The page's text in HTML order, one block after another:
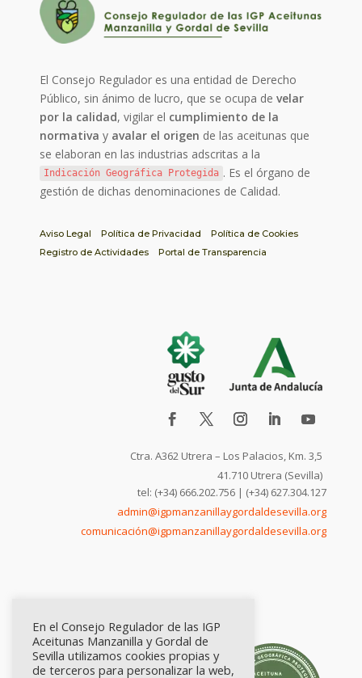
El Consejo Regulador es una entidad de Derecho
Público, sin ánimo de lucro, que se ocupa develar
por la calidad, vigilar el cumplimiento de la
normativa y avalar el origen de las aceitunas que
se elaboran en las industrias adscritas a la
Indicación Geográfica Protegida . Es el órgano de
gestión de dichas denominaciones de Calidad.
Aviso Legal Política de Privacidad
Política de Cookies
Registro de Actividades
Portal de Transparencia
Ctra. A362 Utrera – Los Palacios, Km. 3,5
41.710 Utrera (Sevilla)
tel: (+34) 666.202.756 | (+34) 627.304.127
admin@igpmanzanillaygordaldesevilla.org
comunicación@igpmanzanillaygordaldesevilla.org
En el Consejo Regulador de las IGP
Aceitunas Manzanilla y Gordal de
Sevilla utilizamos cookies propias y
de terceros para personalizar la web,